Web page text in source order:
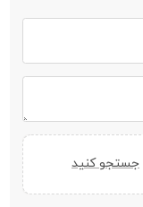
جستجو کنید